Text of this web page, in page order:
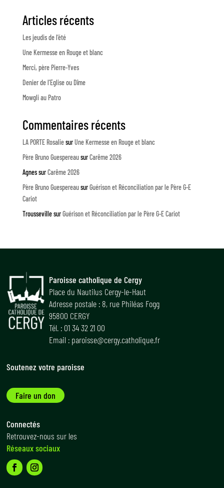
Articles récents
Les jeudis de l’été
Une Kermesse en Rouge et blanc
Merci, père Pierre-Yves
Denier de l’Eglise ou Dîme
Mowgli au Patro
Commentaires récents
LA PORTE RosaliesurUne Kermesse en Rouge et blanc
Père Bruno GuespereausurCarême 2026
AgnessurCarême 2026
Père Bruno GuespereausurGuérison et Réconciliation par le Père G-E
Cariot
TroussevillesurGuérison et Réconciliation par le Père G-E Cariot
Paroisse catholique de Cergy
Place du Nautilus Cergy-le-Haut
Adresse postale : 8, rue Philéas Fogg
95800 CERGY
Tél. : 01 34 32 21 00
Email : paroisse@cergy.catholique.fr
Soutenez votre paroisse
Faire un don
Connectés
Retrouvez-nous sur les
Réseaux sociaux